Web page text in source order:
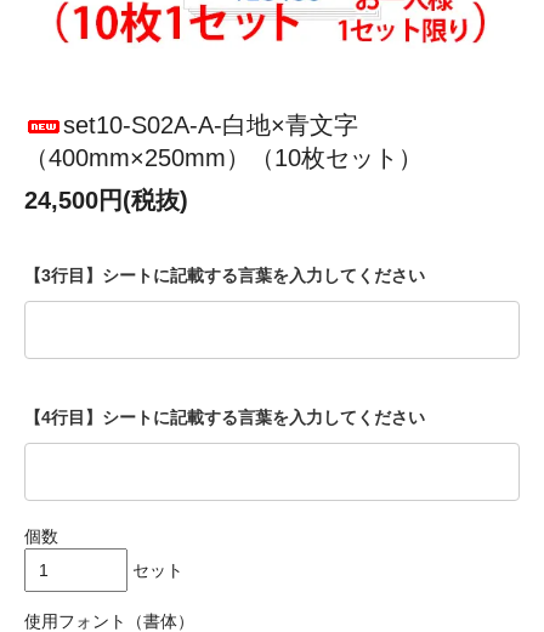
set10-S02A-A-白地×青文字
（400mm×250mm）（10枚セット）
24,500円(税抜)
【3行目】シートに記載する言葉を入力してください
【4行目】シートに記載する言葉を入力してください
個数
セット
使用フォント（書体）